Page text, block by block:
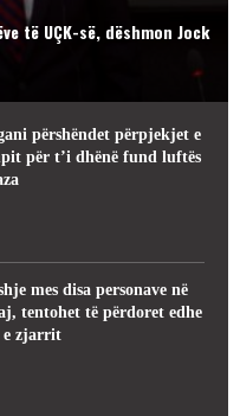
të UÇK-së, dëshmon Jock
përshëndet përpjekjet e
për t’i dhënë fund luftës
mes disa personave në
tentohet të përdoret edhe
e zjarrit